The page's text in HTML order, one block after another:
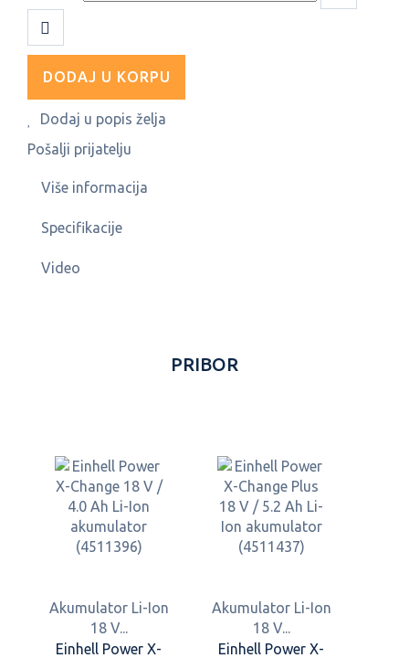
DODAJ U KORPU
Dodaj u popis želja
Pošalji prijatelju
Više informacija
Specifikacije
Video
PRIBOR
Akumulator Li-Ion
18 V...
Einhell Power X-
Akumulator Li-Ion
18 V...
Einhell Power X-